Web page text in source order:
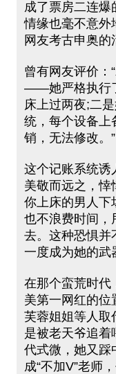
成了票房二连爆
情缘也毫不意外
网友考古申奥的
曾有网友评价：
——她严格执行
床上过两夜;二
统，每个设备上
销，无法修改。”
这个记账系统诱
美敬而远之，悻
你上床的男人下
也不浪费时间，
去。这种恐惧并
一度成为她的武
在那个蛮荒时代
美第一网红的位
芙蓉姐姐等人取
是被老天爷追着
代式微，她又踩
成“不加V”老师